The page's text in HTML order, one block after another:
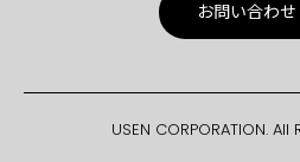
お問い合わせ
USEN CORPORATION.